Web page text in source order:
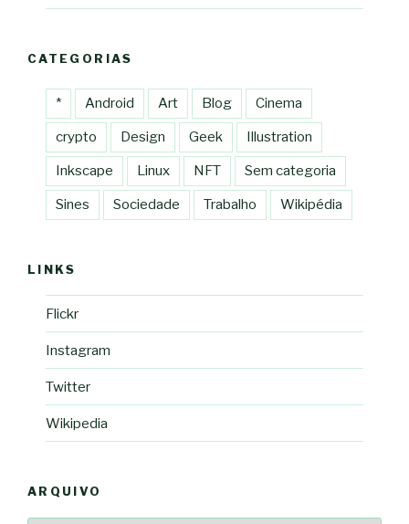
CATEGORIAS
* Android Art Blog Cinema
crypto Design Geek Illustration
Inkscape Linux NFT Sem categoria
Sines Sociedade Trabalho Wikipédia
LINKS
Flickr
Instagram
Twitter
Wikipedia
ARQUIVO